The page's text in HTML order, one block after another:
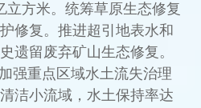
立方米。统筹草原生态修复
修复。推进超引地表水和
遗留废弃矿山生态修复。
强重点区域水土流失治理
洁小流域，水土保持率达